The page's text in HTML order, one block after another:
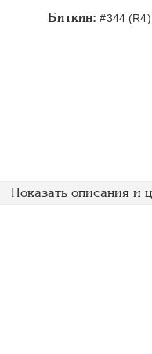
Биткин: #344 (R4)
Показать описания и